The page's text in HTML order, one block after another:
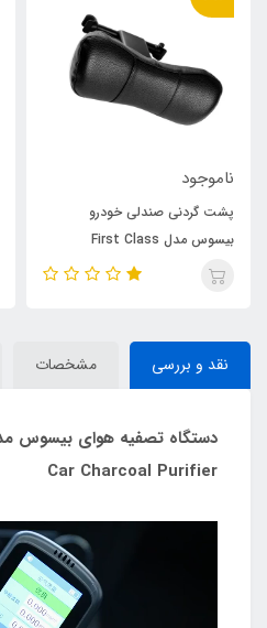
ناموجود
پشت گردنی صندلی خودرو
بیسوس مدل First Class
نقد و بررسی مشخصات
Car Charcoal Purifier